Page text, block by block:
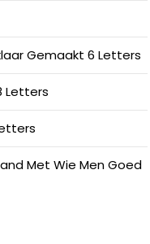
Gemaakt 6 Letters
Letters
Met Wie Men Goed